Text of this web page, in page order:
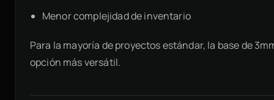
Menor complejidad de inventario
Para la mayoría de proyectos estándar, la base de
opción más versátil.